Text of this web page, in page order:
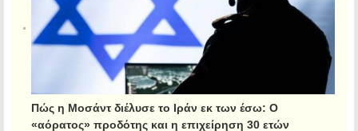
Πώς η Μοσάντ διέλυσε το Ιράν εκ των έσω: Ο
«αόρατος» προδότης και η επιχείρηση 30 ετών